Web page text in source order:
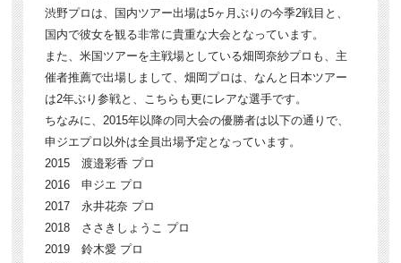
渋野プロは、国内ツアー出場は5ヶ月ぶりの今季2戦目と、
国内で彼女を観る非常に貴重な大会となっています。
また、米国ツアーを主戦場としている畑岡奈紗プロも、主
催者推薦で出場しまして、畑岡プロは、なんと日本ツアー
は2年ぶり参戦と、こちらも更にレアな選手です。
ちなみに、2015年以降の同大会の優勝者は以下の通りで、
申ジエプロ以外は全員出場予定となっています。
2015 渡邉彩香 プロ
2016 申ジエ プロ
2017 永井花奈 プロ
2018 ささきしょうこ プロ
2019 鈴木愛 プロ